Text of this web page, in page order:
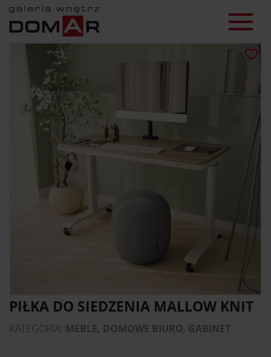
PIŁKA DO SIEDZENIA MALLOW KNIT
KATEGORIA: MEBLE, DOMOWE BIURO, GABINET